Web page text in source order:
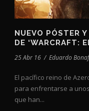
NUEVO PÓSTER
DE ‘WARCRAFT:
25 Abr 16 / Eduardo
El pacífico reino de
para enfrentarse a
que han...